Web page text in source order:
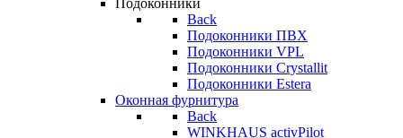
Подоконники
Back
Подоконники ПВХ
Подоконники VPL
Подоконники Crystallit
Подоконники Estera
Оконная фурнитура
Back
WINKHAUS activPilot